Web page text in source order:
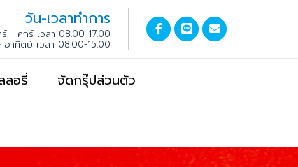
วัน-เวลาทำการ
- ศุกร์ เวลา 08.00-17.00
อาทิตย์ เวลา 08.00-15.00
ลอรี่ จัดกรุ๊ปส่วนตัว